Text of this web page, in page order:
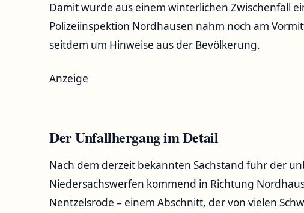
Damit wurde aus einem winterlichen Zwischenfall
Polizeiinspektion Nordhausen nahm noch am
seitdem um Hinweise aus der Bevölkerung.
Anzeige
Der Unfallhergang im Detail
Nach dem derzeit bekannten Sachstand fuhr der
Niedersachswerfen kommend in Richtung
Nentzelsrode – einem Abschnitt, der von vielen